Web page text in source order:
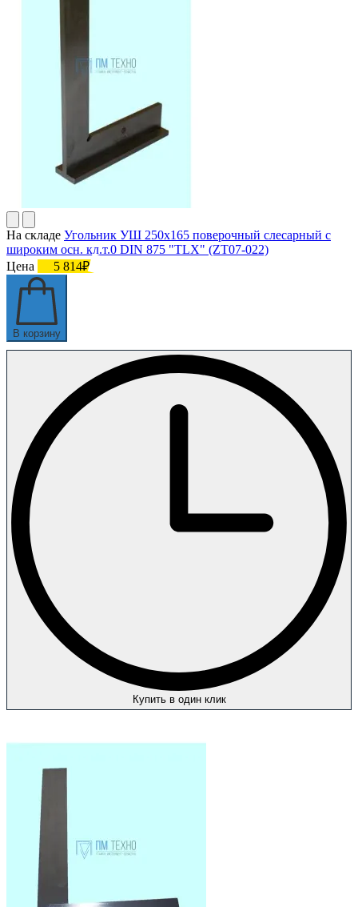
На складе Угольник УШ 250х165 поверочный слесарный с
широким осн. кл.т.0 DIN 875 "TLX" (ZT07-022)
Цена
5 814₽
В корзину
Купить в один клик